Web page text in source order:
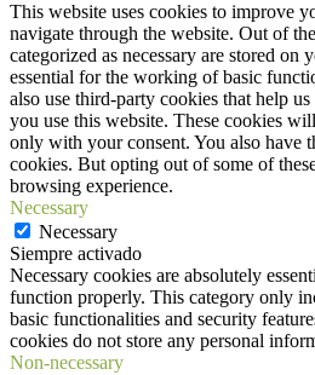
This website uses cookies to improve
navigate through the website. Out of
categorized as necessary are stored on
essential for the working of basic
also use third-party cookies that help
you use this website. These cookies
only with your consent. You also have
cookies. But opting out of some of
browsing experience.
Necessary
Necessary
Siempre activado
Necessary cookies are absolutely
function properly. This category only
basic functionalities and security
cookies do not store any personal
Non-necessary